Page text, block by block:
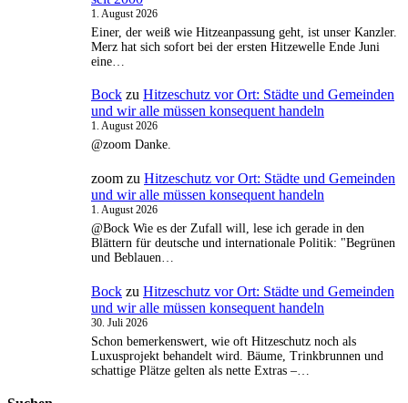
1. August 2026
Einer, der weiß wie Hitzeanpassung geht, ist unser Kanzler.
Merz hat sich sofort bei der ersten Hitzewelle Ende Juni
eine…
Bock zu Hitzeschutz vor Ort: Städte und Gemeinden
und wir alle müssen konsequent handeln
1. August 2026
@zoom Danke.
zoom zu Hitzeschutz vor Ort: Städte und Gemeinden
und wir alle müssen konsequent handeln
1. August 2026
@Bock Wie es der Zufall will, lese ich gerade in den
Blättern für deutsche und internationale Politik: "Begrünen
und Beblauen…
Bock zu Hitzeschutz vor Ort: Städte und Gemeinden
und wir alle müssen konsequent handeln
30. Juli 2026
Schon bemerkenswert, wie oft Hitzeschutz noch als
Luxusprojekt behandelt wird. Bäume, Trinkbrunnen und
schattige Plätze gelten als nette Extras –…